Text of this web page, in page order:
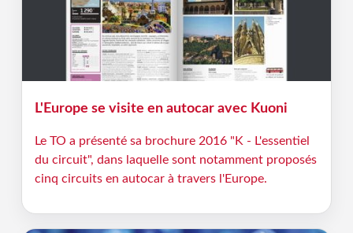
L'Europe se visite en autocar avec Kuoni
Le TO a présenté sa brochure 2016 "K - L'essentiel
du circuit", dans laquelle sont notamment proposés
cinq circuits en autocar à travers l'Europe.